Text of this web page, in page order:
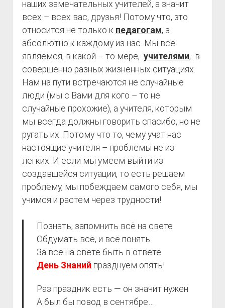
наших замечательных учителей, а значит
всех – всех вас, друзья! Потому что, это
относится не только к педагогам, а
абсолютно к каждому из нас. Мы все
являемся, в какой – то мере, учителями, в
совершенно разных жизненных ситуациях.
Нам на пути встречаются не случайные
люди (мы с Вами для кого – то не
случайные прохожие), а учителя, которым
мы всегда должны говорить спасибо, но не
ругать их. Потому что то, чему учат нас
настоящие учителя – проблемы не из
легких. И если мы умеем выйти из
создавшейся ситуации, то есть решаем
проблему, мы побеждаем самого себя, мы
учимся и растем через трудности!
Познать, запомнить всё на свете
Обдумать всё, и всё понять
За всё на свете быть в ответе
День Знаний празднуем опять!
Раз праздник есть — он значит нужен
А был бы повод в сентябре…